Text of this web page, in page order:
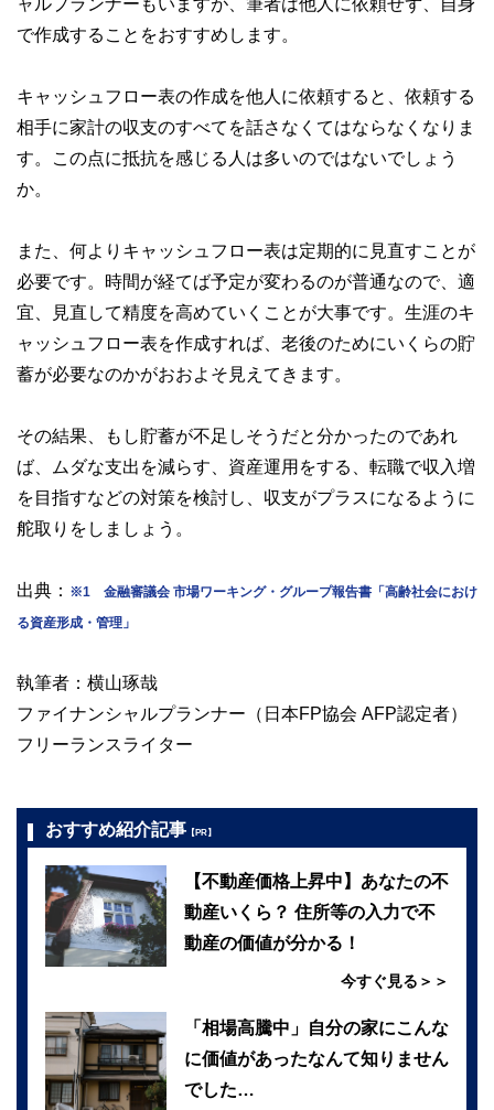
で作成することをおすすめします。
キャッシュフロー表の作成を他人に依頼すると、依頼する
相手に家計の収支のすべてを話さなくてはならなくなりま
す。この点に抵抗を感じる人は多いのではないでしょう
か。
また、何よりキャッシュフロー表は定期的に見直すことが
必要です。時間が経てば予定が変わるのが普通なので、適
宜、見直して精度を高めていくことが大事です。生涯のキ
ャッシュフロー表を作成すれば、老後のためにいくらの貯
蓄が必要なのかがおおよそ見えてきます。
その結果、もし貯蓄が不足しそうだと分かったのであれ
ば、ムダな支出を減らす、資産運用をする、転職で収入増
を目指すなどの対策を検討し、収支がプラスになるように
舵取りをしましょう。
出典： ※1 金融審議会 市場ワーキング・グループ報告書「高齢社会におけ
る資産形成・管理」
執筆者：横山琢哉
ファイナンシャルプランナー（日本FP協会 AFP認定者）
フリーランスライター
おすすめ紹介記事 【PR】
【不動産価格上昇中】あなたの不
動産いくら？ 住所等の入力で不
動産の価値が分かる！
今すぐ見る＞＞
「相場高騰中」自分の家にこんな
に価値があったなんて知りません
でした…